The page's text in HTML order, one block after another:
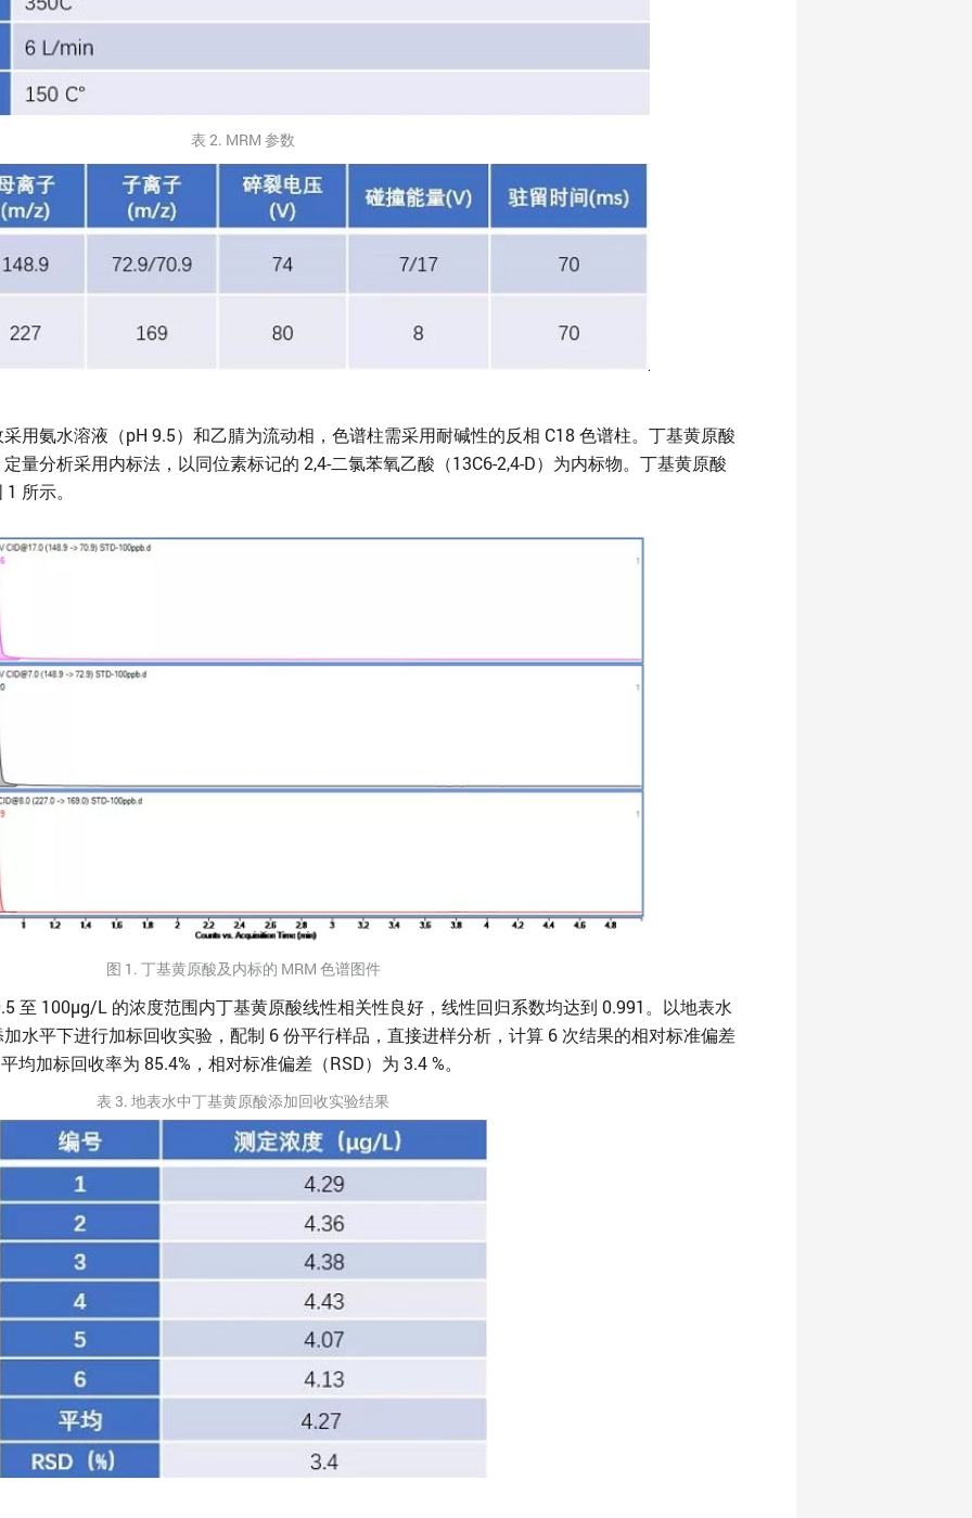
表 2. MRM 参数
用氨水溶液（pH 9.5）和乙腈为流动相，色谱柱需采用耐碱性的反相 C18 色谱柱。丁基黄原酸
量分析采用内标法，以同位素标记的 2,4-二氯苯氧乙酸（13C6-2,4-D）为内标物。丁基黄原酸
所示。
图 1. 丁基黄原酸及内标的 MRM 色谱图件
至 100μg/L 的浓度范围内丁基黄原酸线性相关性良好，线性回归系数均达到 0.991。以地表水
水平下进行加标回收实验，配制 6 份平行样品，直接进样分析，计算 6 次结果的相对标准偏差
均加标回收率为 85.4%，相对标准偏差（RSD）为 3.4 %。
表 3. 地表水中丁基黄原酸添加回收实验结果